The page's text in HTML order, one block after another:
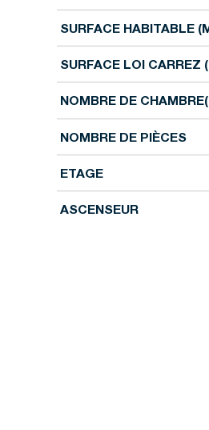
SURFACE HABITABLE
SURFACE LOI CARREZ
NOMBRE DE
NOMBRE DE PIÈCES
ETAGE
ASCENSEUR